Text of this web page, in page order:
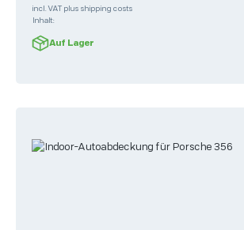
incl. VAT plus shipping costs
Inhalt:
Auf Lager